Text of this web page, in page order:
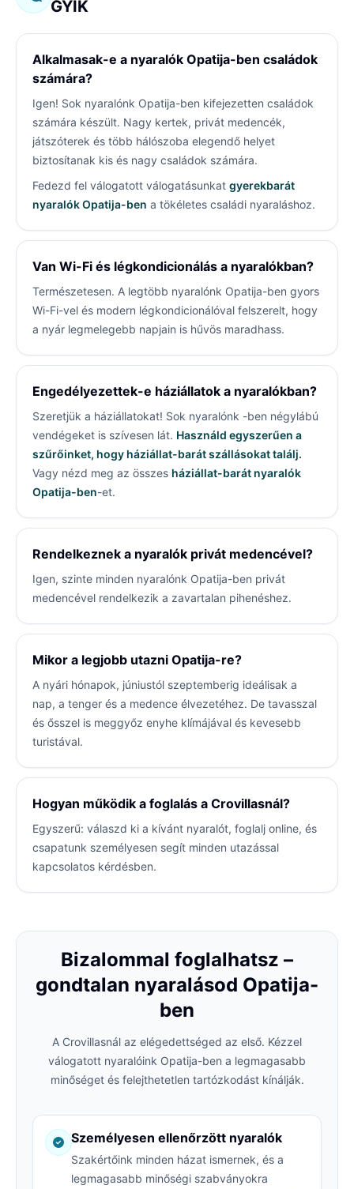
GYIK
Alkalmasak-e a nyaralók Opatija-ben családok
számára?
Igen! Sok nyaralónk Opatija-ben kifejezetten családok
számára készült. Nagy kertek, privát medencék,
játszóterek és több hálószoba elegendő helyet
biztosítanak kis és nagy családok számára.
Fedezd fel válogatott válogatásunkat gyerekbarát
nyaralók Opatija-ben a tökéletes családi nyaraláshoz.
Van Wi-Fi és légkondicionálás a nyaralókban?
Természetesen. A legtöbb nyaralónk Opatija-ben gyors
Wi-Fi-vel és modern légkondicionálóval felszerelt, hogy
a nyár legmelegebb napjain is hűvös maradhass.
Engedélyezettek-e háziállatok a nyaralókban?
Szeretjük a háziállatokat! Sok nyaralónk -ben négylábú
vendégeket is szívesen lát. Használd egyszerűen a
szűrőinket, hogy háziállat-barát szállásokat találj.
Vagy nézd meg az összes háziállat-barát nyaralók
Opatija-ben-et.
Rendelkeznek a nyaralók privát medencével?
Igen, szinte minden nyaralónk Opatija-ben privát
medencével rendelkezik a zavartalan pihenéshez.
Mikor a legjobb utazni Opatija-re?
A nyári hónapok, júniustól szeptemberig ideálisak a
nap, a tenger és a medence élvezetéhez. De tavasszal
és ősszel is meggyőz enyhe klímájával és kevesebb
turistával.
Hogyan működik a foglalás a Crovillasnál?
Egyszerű: válaszd ki a kívánt nyaralót, foglalj online, és
csapatunk személyesen segít minden utazással
kapcsolatos kérdésben.
Bizalommal foglalhatsz –
gondtalan nyaralásod Opatija-
ben
A Crovillasnál az elégedettséged az első. Kézzel
válogatott nyaralóink Opatija-ben a legmagasabb
minőséget és felejthetetlen tartózkodást kínálják.
Személyesen ellenőrzött nyaralók
Szakértőink minden házat ismernek, és a
legmagasabb minőségi szabványokra